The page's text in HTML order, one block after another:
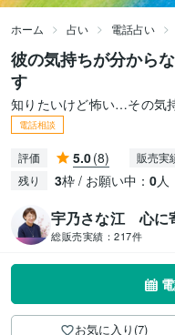
ホーム 占い 電話占い
彼の気持ちが分から
す
知りたいけど怖い…その気
電話相談
評価 5.0(8) 販売実
残り 3枠 / お願い中： 0人
宇乃さな江 心に
総販売実績： 217件
お気に入り(7)